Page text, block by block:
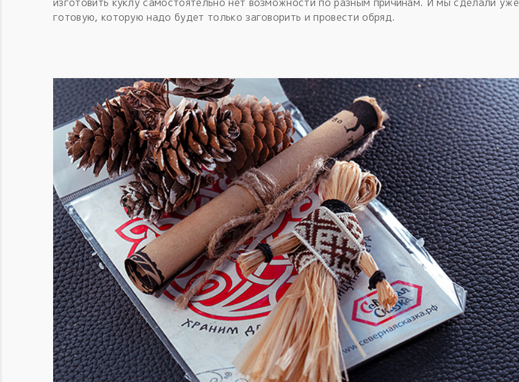
изготовить куклу самостоятельно нет возможности по разным причинам. И мы сделали уже
готовую, которую надо будет только заговорить и провести обряд.